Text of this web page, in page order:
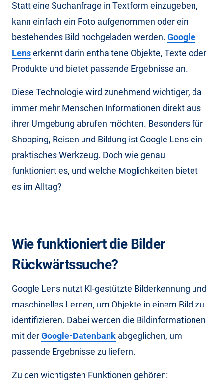
Statt eine Suchanfrage in Textform einzugeben,
kann einfach ein Foto aufgenommen oder ein
bestehendes Bild hochgeladen werden. Google
Lenserkennt darin enthaltene Objekte, Texte oder
Produkte und bietet passende Ergebnisse an.
Diese Technologie wird zunehmend wichtiger, da
immer mehr Menschen Informationen direkt aus
ihrer Umgebung abrufen möchten. Besonders für
Shopping, Reisen und Bildung ist Google Lens ein
praktisches Werkzeug. Doch wie genau
funktioniert es, und welche Möglichkeiten bietet
es im Alltag?
Wie funktioniert die Bilder
Rückwärtssuche?
Google Lens nutzt KI-gestützte Bilderkennung und
maschinelles Lernen, um Objekte in einem Bild zu
identifizieren. Dabei werden die Bildinformationen
mit derGoogle-Datenbank abgeglichen, um
passende Ergebnisse zu liefern.
Zu den wichtigsten Funktionen gehören: